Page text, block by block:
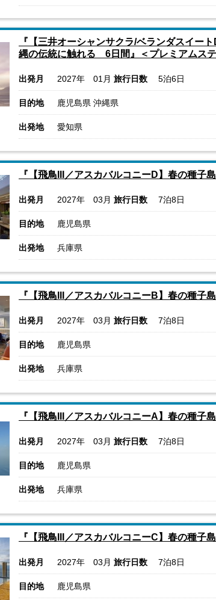
『【三井オーシャンサクラ/ベランダスイー
縄の伝統に触れる 6日間』＜プレミアムス
出発月 2027年 01月 旅行日数 5泊6日
目的地 鹿児島県 沖縄県
出発地 愛知県
『【飛鳥III／アスカバルコニーD】春の種子
出発月 2027年 03月 旅行日数 7泊8日
目的地 鹿児島県
出発地 兵庫県
『【飛鳥III／アスカバルコニーB】春の種子
出発月 2027年 03月 旅行日数 7泊8日
目的地 鹿児島県
出発地 兵庫県
『【飛鳥III／アスカバルコニーA】春の種子
出発月 2027年 03月 旅行日数 7泊8日
目的地 鹿児島県
出発地 兵庫県
『【飛鳥III／アスカバルコニーC】春の種子
出発月 2027年 03月 旅行日数 7泊8日
目的地 鹿児島県